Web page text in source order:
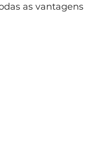
as vantagens